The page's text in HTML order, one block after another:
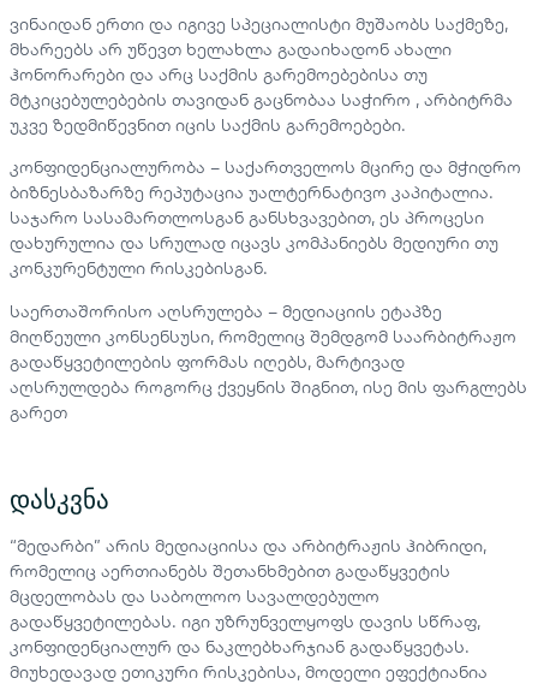
ვინაიდან ერთი და იგივე სპეციალისტი მუშაობს საქმეზე,
მხარეებს არ უწევთ ხელახლა გადაიხადონ ახალი
ჰონორარები და არც საქმის გარემოებებისა თუ
მტკიცებულებების თავიდან გაცნობაა საჭირო , არბიტრმა
უკვე ზედმიწევნით იცის საქმის გარემოებები.
კონფიდენციალურობა – საქართველოს მცირე და მჭიდრო
ბიზნესბაზარზე რეპუტაცია უალტერნატივო კაპიტალია.
საჯარო სასამართლოსგან განსხვავებით, ეს პროცესი
დახურულია და სრულად იცავს კომპანიებს მედიური თუ
კონკურენტული რისკებისგან.
საერთაშორისო აღსრულება – მედიაციის ეტაპზე
მიღწეული კონსენსუსი, რომელიც შემდგომ საარბიტრაჟო
გადაწყვეტილების ფორმას იღებს, მარტივად
აღსრულდება როგორც ქვეყნის შიგნით, ისე მის ფარგლებს
გარეთ
დასკვნა
“მედარბი” არის მედიაციისა და არბიტრაჟის ჰიბრიდი,
რომელიც აერთიანებს შეთანხმებით გადაწყვეტის
მცდელობას და საბოლოო სავალდებულო
გადაწყვეტილებას. იგი უზრუნველყოფს დავის სწრაფ,
კონფიდენციალურ და ნაკლებხარჯიან გადაწყვეტას.
მიუხედავად ეთიკური რისკებისა, მოდელი ეფექტიანია